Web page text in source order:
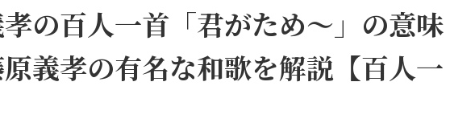
の百人一首「君がため～」の意味
義孝の有名な和歌を解説【百人一